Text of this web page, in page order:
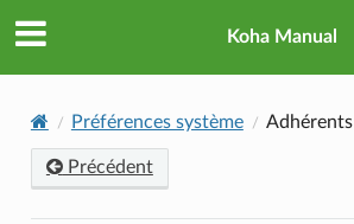
Koha Manual
Préférences système Adhérents
Précédent